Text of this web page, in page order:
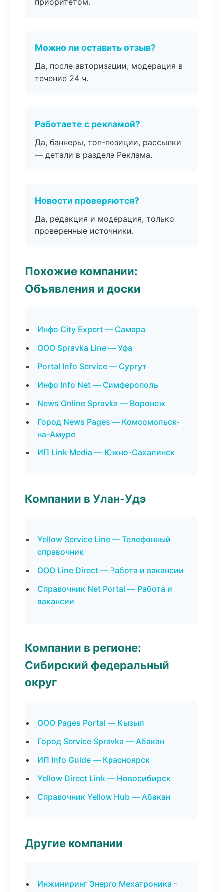
приоритетом.
Можно ли оставить отзыв?
Да, после авторизации, модерация в
течение 24 ч.
Работаете с рекламой?
Да, баннеры, топ-позиции, рассылки
— детали в разделе Реклама.
Новости проверяются?
Да, редакция и модерация, только
проверенные источники.
Похожие компании:
Объявления и доски
Инфо City Expert — Самара
ООО Spravka Line — Уфа
Portal Info Service — Сургут
Инфо Info Net — Симферополь
News Online Spravka — Воронеж
Город News Pages — Комсомольск-
на-Амуре
ИП Link Media — Южно-Сахалинск
Компании в Улан-Удэ
Yellow Service Line — Телефонный
справочник
ООО Line Direct — Работа и вакансии
Справочник Net Portal — Работа и
вакансии
Компании в регионе:
Сибирский федеральный
округ
ООО Pages Portal — Кызыл
Город Service Spravka — Абакан
ИП Info Guide — Красноярск
Yellow Direct Link — Новосибирск
Справочник Yellow Hub — Абакан
Другие компании
Инжиниринг Энерго Мехатроника -